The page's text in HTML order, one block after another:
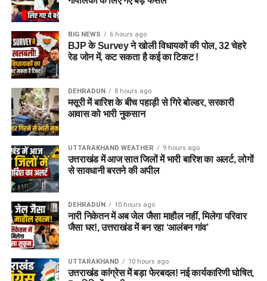
BIG NEWS 6 hours ago
BJP के Survey ने खोली विधायकों की पोल, 32 चेहरे
रेड जोन में, कट सकता है कई का टिकट !
DEHRADUN 8 hours ago
मसूरी में बारिश के बीच पहाड़ी से गिरे बोल्डर, सरकारी
आवास को भारी नुकसान
UTTARAKHAND WEATHER 9 hours ago
उत्तराखंड में आज सात जिलों में भारी बारिश का अलर्ट, लोगों
से सावधानी बरतने की अपील
DEHRADUN 10 hours ago
नारी निकेतन में अब जेल जैसा माहौल नहीं, मिलेगा परिवार
जैसा घर!, उत्तराखंड में बन रहा ‘आलंबन गांव’
UTTARAKHAND 10 hours ago
उत्तराखंड कांग्रेस में बड़ा फेरबदल! नई कार्यकारिणी घोषित,